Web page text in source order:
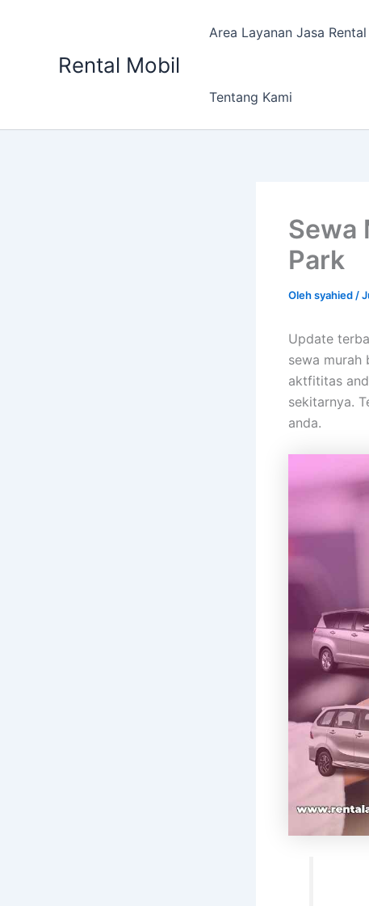
Rental Mobil
Area Layanan Jasa
Tentang Kami
Sewa
Park
Olehsyahied /
Update
sewa murah
aktfititas
sekitarnya.
anda.